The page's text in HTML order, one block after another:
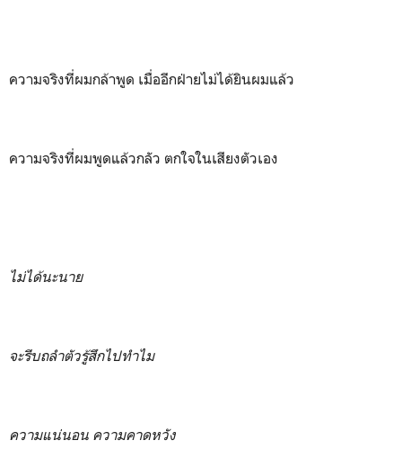
ความจริงที่ผมกล้าพูด เมื่ออีกฝ่ายไม่ได้ยินผมแล้ว
ความจริงที่ผมพูดแล้วกลัว ตกใจในเสียงตัวเอง
ไม่ได้นะนาย
จะรีบถลำตัวรู้สึกไปทำไม
ความแน่นอน ความคาดหวัง